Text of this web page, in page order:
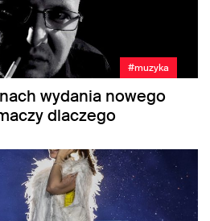
#muzyka
wydania nowego
dlaczego